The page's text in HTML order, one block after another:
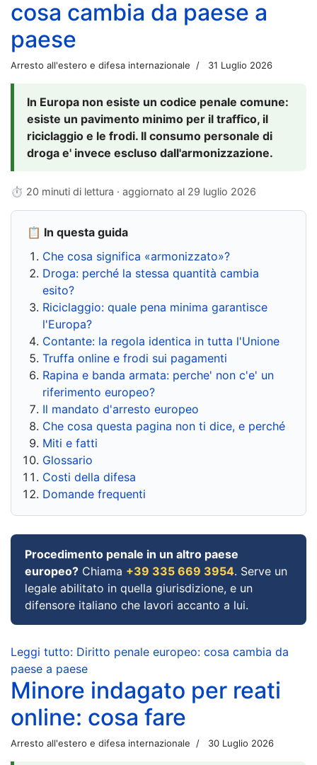
cosa cambia da paese a
paese
Arresto all'estero e difesa internazionale 31 Luglio 2026
In Europa non esiste un codice penale comune:
esiste un pavimento minimo per il traffico, il
riciclaggio e le frodi. Il consumo personale di
droga e' invece escluso dall'armonizzazione.
⏱ 20 minuti di lettura · aggiornato al 29 luglio 2026
📋 In questa guida
Che cosa significa «armonizzato»?
Droga: perché la stessa quantità cambia
esito?
Riciclaggio: quale pena minima garantisce
l'Europa?
Contante: la regola identica in tutta l'Unione
Truffa online e frodi sui pagamenti
Rapina e banda armata: perche' non c'e' un
riferimento europeo?
Il mandato d'arresto europeo
Che cosa questa pagina non ti dice, e perché
Miti e fatti
Glossario
Costi della difesa
Domande frequenti
Procedimento penale in un altro paese
europeo? Chiama +39 335 669 3954. Serve un
legale abilitato in quella giurisdizione, e un
difensore italiano che lavori accanto a lui.
Leggi tutto: Diritto penale europeo: cosa cambia da
paese a paese
Minore indagato per reati
online: cosa fare
Arresto all'estero e difesa internazionale 30 Luglio 2026